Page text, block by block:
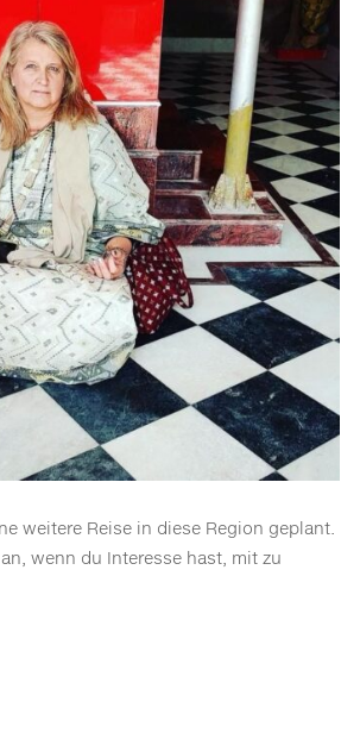
weitere Reise in diese Region geplant.
wenn du Interesse hast, mit zu